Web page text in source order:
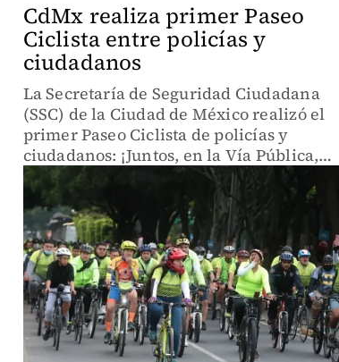
CdMx realiza primer Paseo
Ciclista entre policías y
ciudadanos
La Secretaría de Seguridad Ciudadana
(SSC) de la Ciudad de México realizó el
primer Paseo Ciclista de policías y
ciudadanos: ¡Juntos, en la Vía Pública,
por una Ciudad Segura, que contó con la
participación de más de 3 mil personas,
de acuerdo con au